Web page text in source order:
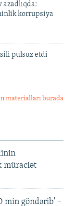
korrupsiya
pulsuz etdi
materialları burada
müraciət
min göndərib' –